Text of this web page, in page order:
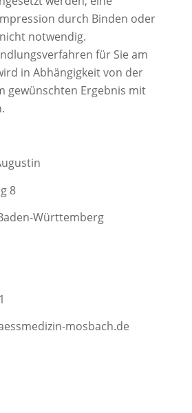
durch Binden oder
notwendig.
für Sie am
in Abhängigkeit von der
gewünschten Ergebnis mit
8
Württemberg
mosbach.de